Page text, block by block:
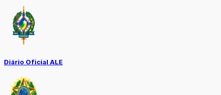
Diário Oficial ALE